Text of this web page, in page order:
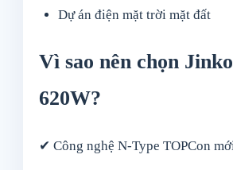
Dự án điện mặt trời mặt đất
Vì sao nên chọn
620W?
✔ Công nghệ N-Type TOPCon